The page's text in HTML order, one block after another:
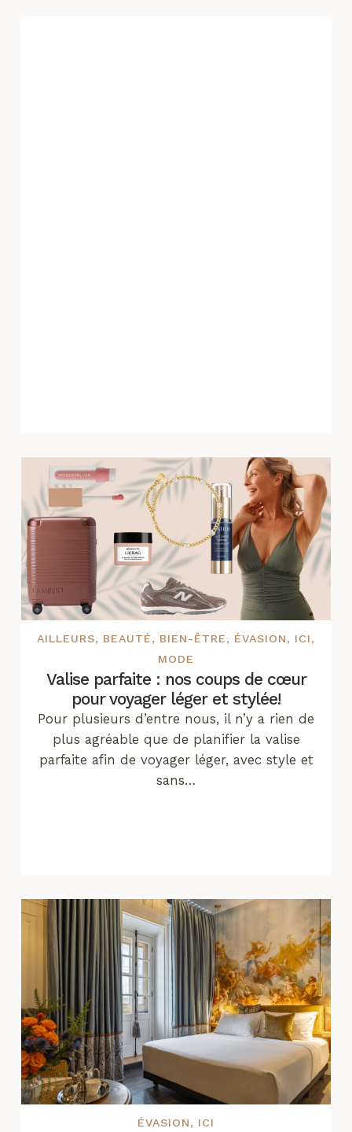
AILLEURS, BEAUTÉ, BIEN-ÊTRE, ÉVASION, ICI,
MODE
Valise parfaite : nos coups de cœur
pour voyager léger et stylée!
Pour plusieurs d’entre nous, il n’y a rien de
plus agréable que de planifier la valise
parfaite afin de voyager léger, avec style et
sans…
ÉVASION, ICI